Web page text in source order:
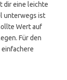
dir eine leichte
unterwegs ist
Wert auf
Für den